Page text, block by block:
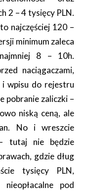
2 – 4 tysięcy PLN.
najczęściej 120 –
minimum zaleca
8 – 10h.
naciągaczami,
wpisu do rejestru
pobranie zaliczki –
niską ceną, ale
No i wreszcie
– tutaj nie będzie
gdzie dług
tysięcy PLN,
pod